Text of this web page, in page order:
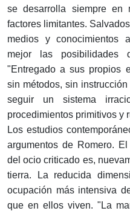
se desarrolla siempre en
factores limitantes.
medios y conocimientos
mejor las posibilidades
"Entregado a sus propios
sin métodos, sin
seguir un sistema
procedimientos primitivos y
Los estudios
argumentos de Romero.
del ocio criticado es,
tierra. La reducida
ocupación más intensiva
que en ellos viven. "La